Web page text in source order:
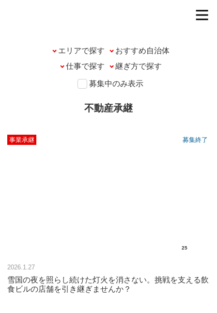
エリアで探す
募集中のみ表示
不動産承継
25
事業承継 募集終了
2026.1.27
雪国の夜を照らし続けた灯火を消さない。挑戦を支える飲
食ビルの店舗を引き継ぎませんか？